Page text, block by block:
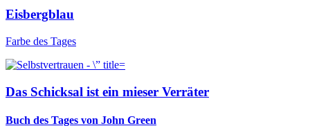
Eisbergblau
Farbe des Tages
Das Schicksal ist ein mieser Verräter
Buch des Tages von John Green